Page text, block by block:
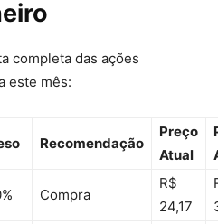
completa das ações
este mês:
Recomendação
Preço
Atual
Compra
R$
24,17